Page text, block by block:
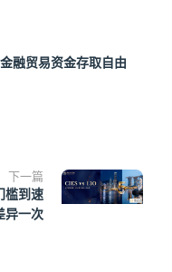
融贸易资金存取自由
下一篇
槛到速
异一次